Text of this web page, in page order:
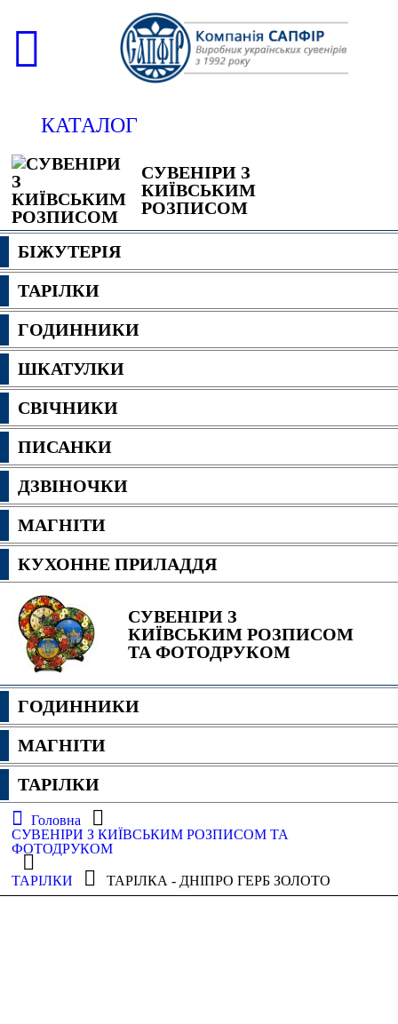
КАТАЛОГ
СУВЕНІРИ З
КИЇВСЬКИМ
РОЗПИСОМ
БІЖУТЕРІЯ
ТАРІЛКИ
ГОДИННИКИ
ШКАТУЛКИ
СВІЧНИКИ
ПИСАНКИ
ДЗВІНОЧКИ
МАГНІТИ
КУХОННЕ ПРИЛАДДЯ
СУВЕНІРИ З
КИЇВСЬКИМ РОЗПИСОМ
ТА ФОТОДРУКОМ
ГОДИННИКИ
МАГНІТИ
ТАРІЛКИ
Головна
СУВЕНІРИ З КИЇВСЬКИМ РОЗПИСОМ ТА
ФОТОДРУКОМ
ТАРІЛКИ ТАРІЛКА - ДНІПРО ГЕРБ ЗОЛОТО